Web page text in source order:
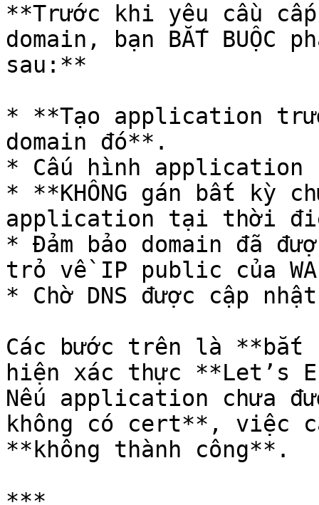
**Trước khi yêu cầu
domain, bạn BẮT BUỘC
sau:**
* **Tạo application
domain đó**.
* Cấu hình application
* **KHÔNG gán bất kỳ
application tại thời
* Đảm bảo domain đã
trỏ về IP public của
* Chờ DNS được cập
Các bước trên là **bắt
hiện xác thực **Let’s
Nếu application chưa
không có cert**, việc
**không thành công**.